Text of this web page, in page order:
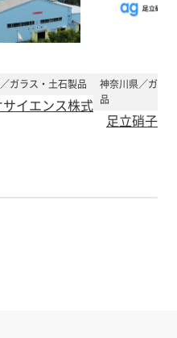
ガラス・土石製品
イエンス株式
神奈川県／ガラ
品
足立硝子株